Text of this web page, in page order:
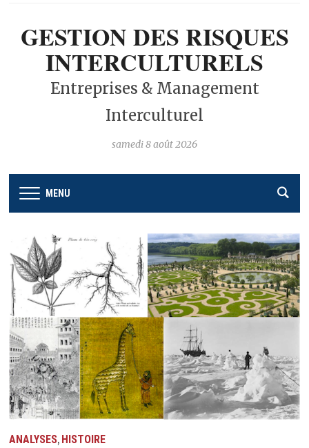
GESTION DES RISQUES
INTERCULTURELS
Entreprises & Management
Interculturel
samedi 8 août 2026
MENU
ANALYSES, HISTOIRE